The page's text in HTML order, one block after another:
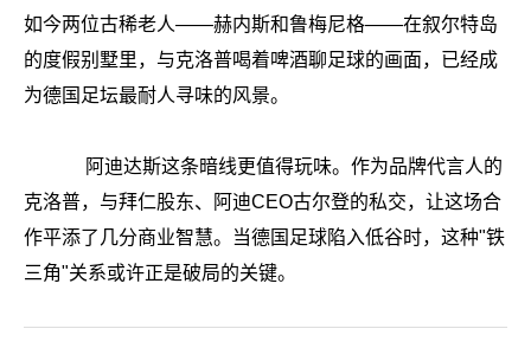
如今两位古稀老人——赫内斯和鲁梅尼格——在叙尔特岛
的度假别墅里，与克洛普喝着啤酒聊足球的画面，已经成
为德国足坛最耐人寻味的风景。
阿迪达斯这条暗线更值得玩味。作为品牌代言人的
克洛普，与拜仁股东、阿迪CEO古尔登的私交，让这场合
作平添了几分商业智慧。当德国足球陷入低谷时，这种"铁
三角"关系或许正是破局的关键。